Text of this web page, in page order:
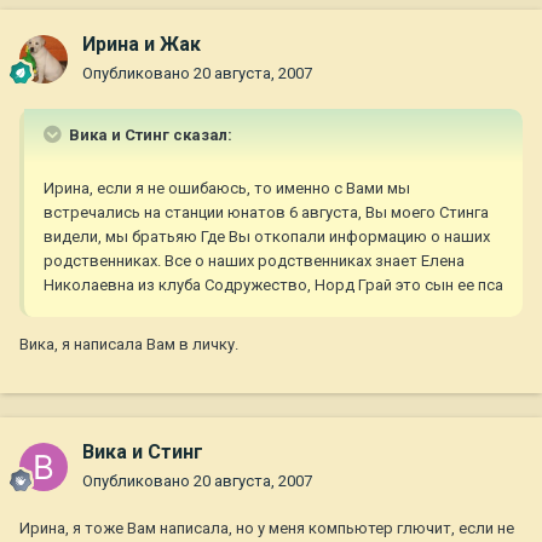
Ирина и Жак
Опубликовано 20 августа, 2007
Вика и Стинг сказал:
Ирина, если я не ошибаюсь, то именно с Вами мы
встречались на станции юнатов 6 августа, Вы моего Стинга
видели, мы братьяю Где Вы откопали информацию о наших
родственниках. Все о наших родственниках знает Елена
Николаевна из клуба Содружество, Норд Грай это сын ее пса
Вика, я написала Вам в личку.
Вика и Стинг
Опубликовано 20 августа, 2007
Ирина, я тоже Вам написала, но у меня компьютер глючит, если не